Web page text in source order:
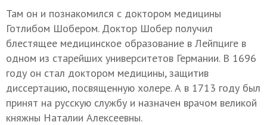
Там он и познакомился с доктором медицины
Готлибом Шобером. Доктор Шобер получил
блестящее медицинское образование в Лейпциге в
одном из старейших университетов Германии. В 1696
году он стал доктором медицины, защитив
диссертацию, посвященную холере. А в 1713 году был
принят на русскую службу и назначен врачом великой
княжны Наталии Алексеевны.